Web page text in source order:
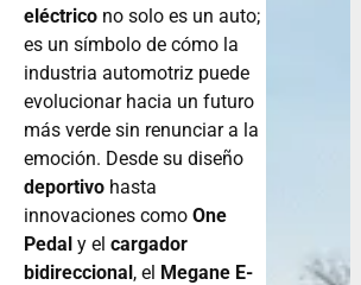
eléctrico no solo es un auto;
es un símbolo de cómo la
industria automotriz puede
evolucionar hacia un futuro
más verde sin renunciar a la
emoción. Desde su diseño
deportivo hasta
innovaciones como One
Pedal y el cargador
bidireccional, el Megane E-